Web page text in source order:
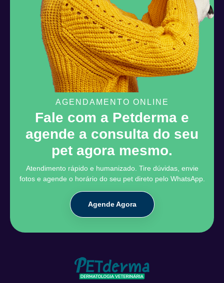
AGENDAMENTO ONLINE
Fale com a Petderma e
agende a consulta do seu
pet agora mesmo.
Atendimento rápido e humanizado. Tire dúvidas, envie
fotos e agende o horário do seu pet direto pelo WhatsApp.
Agende Agora